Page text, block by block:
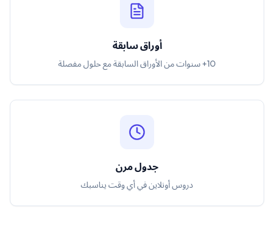
أوراق سابقة
10+ سنوات من الأوراق السابقة مع حلول مفصلة
جدول مرن
دروس أونلاين في أي وقت يناسبك